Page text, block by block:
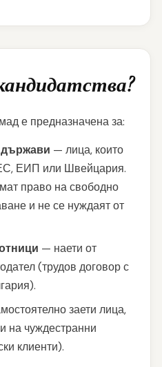
е предназначена за:
държави — лица, които
ЕИП или Швейцария.
право на свободно
и не се нуждаят от
— наети от
(трудов договор с
заети лица,
на чуждестранни
клиенти).